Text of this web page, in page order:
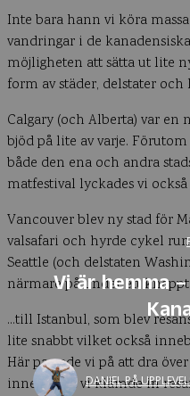
Vi är hemma
DANIEL PÅ
Inte bara hann vi köra
vandringar i de
möjligheten att sätta ut lite
form av städer, delstater och
Calgary (och Alberta) var en
bjöd på lite av varje. Förutom
både den ena och andra
matfestival lyckades vi
Vancouver blev ny stad för
valsafari och hyrde cykel
Seattle (och delstaten
närmare på under ett
…till Istanbul, som blev
lite snabbt vilket också
Här passade vi på att dra
innebar att vi klämde in